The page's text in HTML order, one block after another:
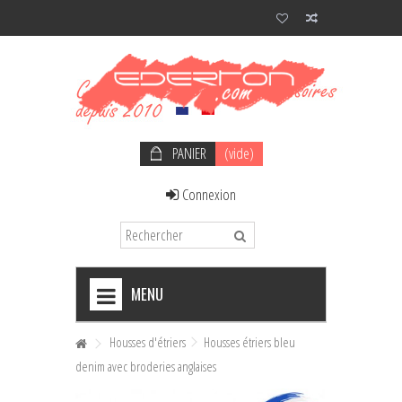
PANIER
(vide)
Connexion
MENU
NOEUDS PAPILLON HOMME
NOEUDS PAPILLON FEMME
Housses d'étriers
Housses étriers bleu
denim avec broderies anglaises